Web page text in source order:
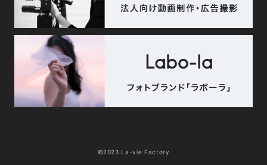
©2023 La-vie Factory